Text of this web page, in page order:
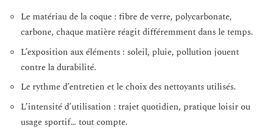
Le matériau de la coque : fibre de verre, polycarbonate,
carbone, chaque matière réagit différemment dans le temps.
L’exposition aux éléments : soleil, pluie, pollution jouent
contre la durabilité.
Le rythme d’entretien et le choix des nettoyants utilisés.
L’intensité d’utilisation : trajet quotidien, pratique loisir ou
usage sportif… tout compte.